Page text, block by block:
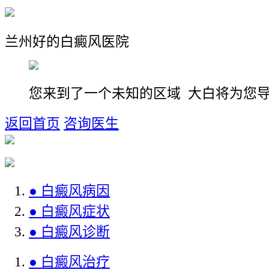
兰州好的白癜风医院
您来到了一个未知的区域 大白将为您
返回首页 咨询医生
● 白癜风病因
● 白癜风症状
● 白癜风诊断
● 白癜风治疗